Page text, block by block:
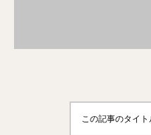
この記事のタイ